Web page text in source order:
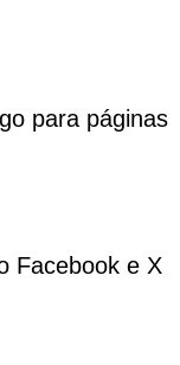
para páginas
Facebook e X